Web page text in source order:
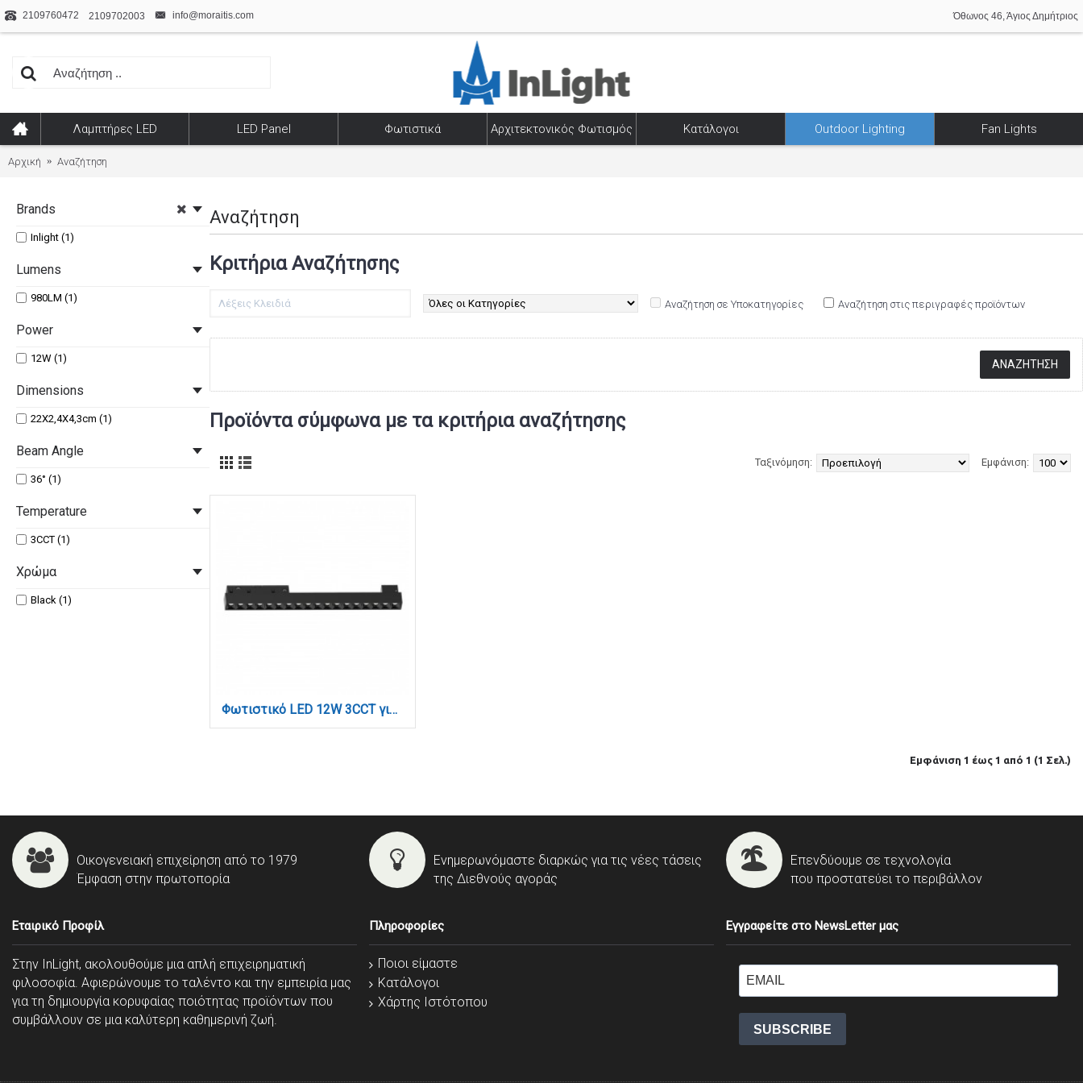
2109760472 2109702003 info@moraitis.com Όθωνος 46, Άγιος Δημήτριος
Λαμπτήρες LED LED Panel Φωτιστικά Αρχιτεκτονικός Φωτισμός Κατάλογοι Outdoor Lighting Fan Lights
Αρχική Αναζήτηση
Brands
Inlight (1)
Lumens
980LM (1)
Power
12W (1)
Dimensions
22X2,4X4,3cm (1)
Beam Angle
36° (1)
Temperature
3CCT (1)
Χρώμα
Black (1)
Αναζήτηση
Κριτήρια Αναζήτησης
Αναζήτηση σε Υποκατηγορίες Αναζήτηση στις περιγραφές προϊόντων
Προϊόντα σύμφωνα με τα κριτήρια αναζήτησης
Εμφάνιση:
Ταξινόμηση:
Φωτιστικό LED 12W 3CCT για μαγνητική ράγα σε μαύρη απόχρωση D:22X2,4X4,3cm (TM0050-Black)
Εμφάνιση 1 έως 1 από 1 (1 Σελ.)
Οικογενειακή επιχείρηση από το 1979
Έμφαση στην πρωτοπορία
Ενημερωνόμαστε διαρκώς για τις νέες τάσεις
της Διεθνούς αγοράς
Επενδύουμε σε τεχνολογία
που προστατεύει το περιβάλλον
Εταιρικό Προφίλ
Στην InLight, ακολουθούμε μια απλή επιχειρηματική
φιλοσοφία. Αφιερώνουμε το ταλέντο και την εμπειρία μας
για τη δημιουργία κορυφαίας ποιότητας προϊόντων που
συμβάλλουν σε μια καλύτερη καθημερινή ζωή.
Πληροφορίες
Ποιοι είμαστε
Κατάλογοι
Χάρτης Ιστότοπου
Εγγραφείτε στο NewsLetter μας
SUBSCRIBE